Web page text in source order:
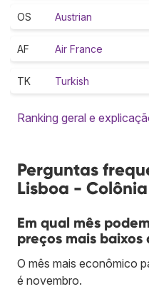
OS Austrian
AF Air France
TK Turkish
Ranking geral e
Perguntas
Lisboa - Colônia
Em qual mês
preços mais baixos
O mês mais econômico
é novembro.